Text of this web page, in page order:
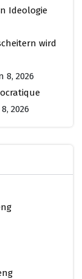
Ideologie
wird
8, 2026
2026